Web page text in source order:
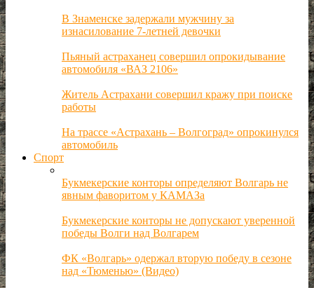
В Знаменске задержали мужчину за
изнасилование 7-летней девочки
Пьяный астраханец совершил опрокидывание
автомобиля «ВАЗ 2106»
Житель Астрахани совершил кражу при поиске
работы
На трассе «Астрахань – Волгоград» опрокинулся
автомобиль
Спорт
Букмекерские конторы определяют Волгарь не
явным фаворитом у КАМАЗа
Букмекерские конторы не допускают уверенной
победы Волги над Волгарем
ФК «Волгарь» одержал вторую победу в сезоне
над «Тюменью» (Видео)